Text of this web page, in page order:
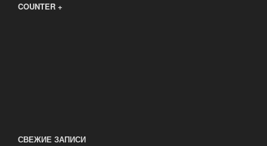
COUNTER +
СВЕЖИЕ ЗАПИСИ